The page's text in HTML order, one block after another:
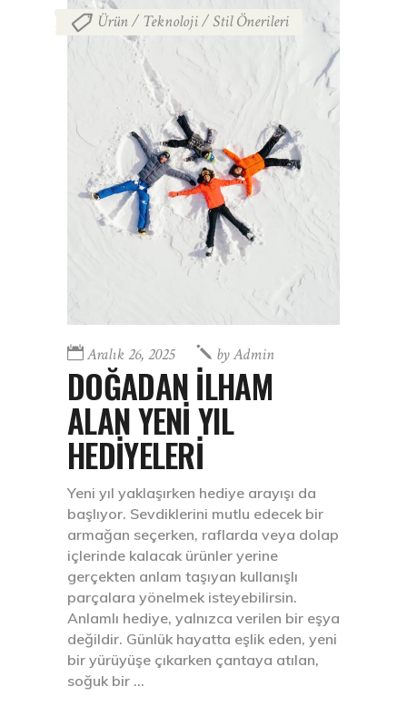
Ürün / Teknoloji / Stil Önerileri
Aralık 26, 2025 byAdmin
DOĞADAN İLHAM
ALAN YENİ YIL
HEDİYELERİ
Yeni yıl yaklaşırken hediye arayışı da
başlıyor. Sevdiklerini mutlu edecek bir
armağan seçerken, raflarda veya dolap
içlerinde kalacak ürünler yerine
gerçekten anlam taşıyan kullanışlı
parçalara yönelmek isteyebilirsin.
Anlamlı hediye, yalnızca verilen bir eşya
değildir. Günlük hayatta eşlik eden, yeni
bir yürüyüşe çıkarken çantaya atılan,
soğuk bir